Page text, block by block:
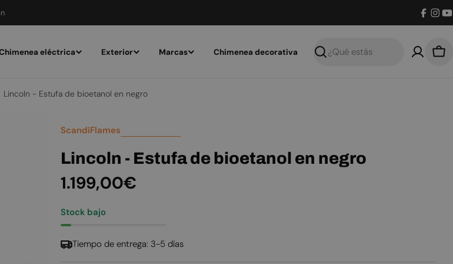
eléctrica Exterior Marcas Chimenea decorativa
Buscar
Lincoln - Estufa de bioetanol en negro
ScandiFlames
Lincoln - Estufa de bioetanol en negro
Precio
habitual
1.199,00€
Stock bajo
Tiempo de entrega: 3-5 días